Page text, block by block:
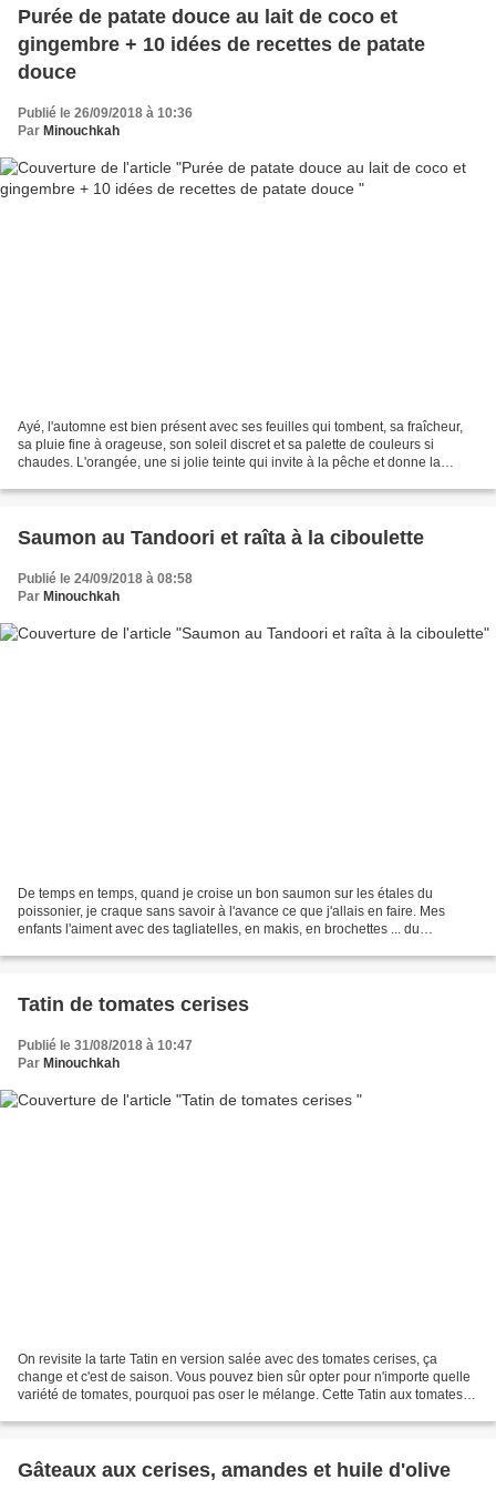
Purée de patate douce au lait de coco et
gingembre + 10 idées de recettes de patate
douce
Publié le 26/09/2018 à 10:36
Par Minouchkah
Ayé, l'automne est bien présent avec ses feuilles qui tombent, sa fraîcheur,
sa pluie fine à orageuse, son soleil discret et sa palette de couleurs si
chaudes. L'orangée, une si jolie teinte qui invite à la pêche et donne la
Saumon au Tandoori et raîta à la ciboulette
Publié le 24/09/2018 à 08:58
Par Minouchkah
De temps en temps, quand je croise un bon saumon sur les étales du
poissonier, je craque sans savoir à l'avance ce que j'allais en faire. Mes
enfants l'aiment avec des tagliatelles, en makis, en brochettes ... du
Tatin de tomates cerises
Publié le 31/08/2018 à 10:47
Par Minouchkah
On revisite la tarte Tatin en version salée avec des tomates cerises, ça
change et c'est de saison. Vous pouvez bien sûr opter pour n'importe quelle
variété de tomates, pourquoi pas oser le mélange. Cette Tatin aux tomates
Gâteaux aux cerises, amandes et huile d'olive